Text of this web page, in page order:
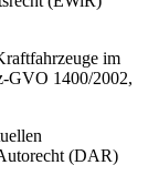
im
GVO 1400/2002,
(DAR)